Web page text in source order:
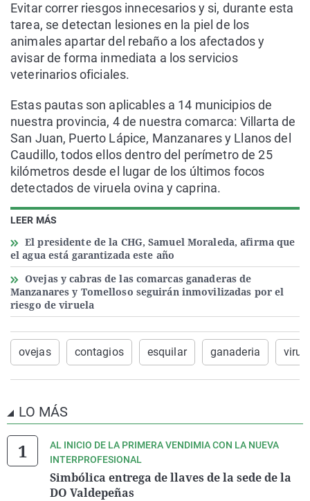
LEER MÁS
El presidente de la CHG, Samuel Moraleda, afirma que
el agua está garantizada este año
Ovejas y cabras de las comarcas ganaderas de
Manzanares y Tomelloso seguirán inmovilizadas por el
riesgo de viruela
Evitar correr riesgos innecesarios y si, durante esta
tarea, se detectan lesiones en la piel de los
animales apartar del rebaño a los afectados y
avisar de forma inmediata a los servicios
veterinarios oficiales.
Estas pautas son aplicables a 14 municipios de
nuestra provincia, 4 de nuestra comarca: Villarta de
San Juan, Puerto Lápice, Manzanares y Llanos del
Caudillo, todos ellos dentro del perímetro de 25
kilómetros desde el lugar de los últimos focos
detectados de viruela ovina y caprina.
ovejas contagios esquilar ganaderia
LO MÁS
AL INICIO DE LA PRIMERA VENDIMIA CON LA NUEVA
INTERPROFESIONAL
Simbólica entrega de llaves de la sede de la
DO Valdepeñas